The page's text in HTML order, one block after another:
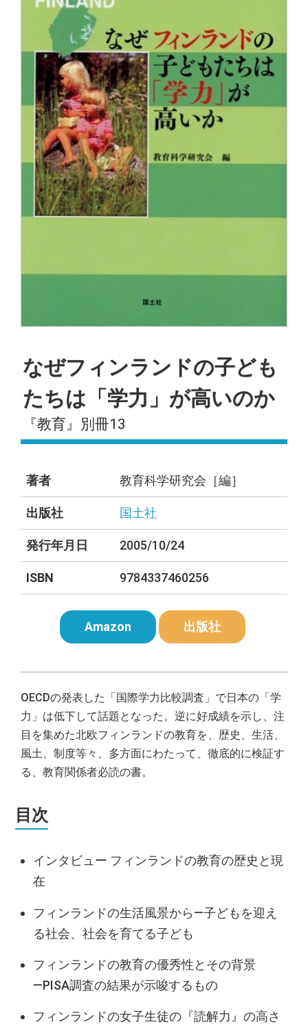
なぜフィンランドの子ども
たちは「学力」が高いのか
『教育』別冊13
著者 教育科学研究会［編］
出版社 国土社
発行年月日 2005/10/24
ISBN 9784337460256
Amazon 出版社
OECDの発表した「国際学力比較調査」で日本の「学
力」は低下して話題となった。逆に好成績を示し、注
目を集めた北欧フィンランドの教育を、歴史、生活、
風土、制度等々、多方面にわたって、徹底的に検証す
る、教育関係者必読の書。
目次
インタビュー フィンランドの教育の歴史と現
在
フィンランドの生活風景から―子どもを迎え
る社会、社会を育てる子ども
フィンランドの教育の優秀性とその背景
―PISA調査の結果が示唆するもの
フィンランドの女子生徒の『読解力』の高さ